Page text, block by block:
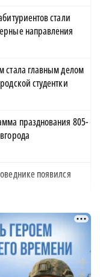
стали
направления
главным делом
студентки
празднования 805-
появился
проходной балл в